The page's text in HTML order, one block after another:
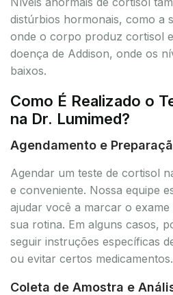
distúrbios hormonais, como a
onde o corpo produz cortisol
doença de Addison, onde os
baixos.
Como É Realizado o
na Dr. Lumimed?
Agendamento e
Agendar um teste de cortisol
e conveniente. Nossa equipe
ajudar você a marcar o
sua rotina. Em alguns casos,
seguir instruções específicas
ou evitar certos medicamentos.
Coleta de Amostra e